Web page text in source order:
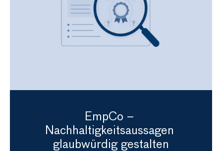
EmpCo –
Nachhaltigkeitsaussagen
glaubwürdig gestalten